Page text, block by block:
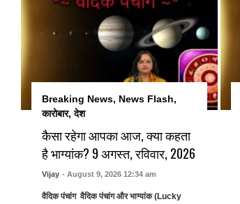
Breaking News, News Flash,
कारोबार,देश
कैसा रहेगा आपका आज, क्या कहता
है भाग्यांक? 9 अगस्त, रविवार, 2026
Vijay - August 9, 2026 12:34 am
वैदिक पंचांग वैदिक पंचांग और भाग्यांक (Lucky